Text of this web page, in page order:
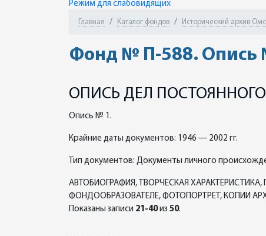
Режим для слабовидящих
Главная Каталог фондов Исторический архив
Фонд № П-588. Опись
ОПИСЬ ДЕЛ
Опись № 1.
Крайние даты документов: 1946 — 2002 гг.
Тип документов: Документы личного
АВТОБИОГРАФИЯ, ТВОРЧЕСКАЯ
ФОНДООБРАЗОВАТЕЛЕ, ФОТОПОРТРЕТ, КОПИИ
Показаны записи 21-40из 50.